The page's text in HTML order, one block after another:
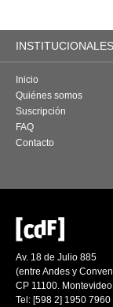
INSTITUCIONALES
Inicio
Quiénes somos
Suscripción
FAQ
Contacto
Av. 18 de Julio 885
(entre Andes y
CP 11100.
Tel: [598 2] 1950 7960